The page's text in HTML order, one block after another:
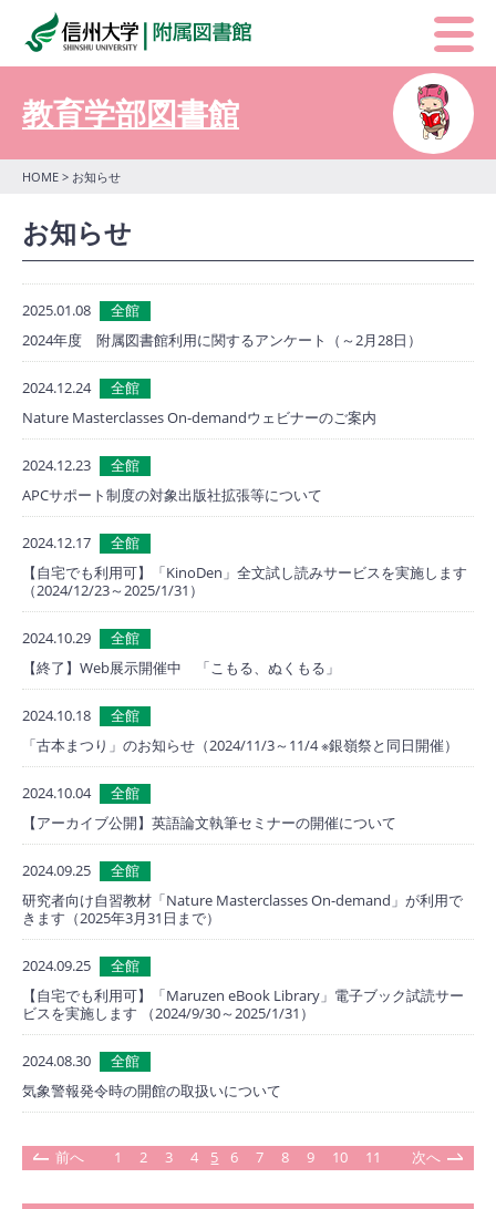
教育学部図書館
HOME > お知らせ
お知らせ
2025.01.08
全館
2024年度 附属図書館利用に関するアンケート（～2月28日）
2024.12.24
全館
Nature Masterclasses On-demandウェビナーのご案内
2024.12.23
全館
APCサポート制度の対象出版社拡張等について
2024.12.17
全館
【自宅でも利用可】「KinoDen」全文試し読みサービスを実施します
（2024/12/23～2025/1/31）
2024.10.29
全館
【終了】Web展示開催中 「こもる、ぬくもる」
2024.10.18
全館
「古本まつり」のお知らせ（2024/11/3～11/4 ※銀嶺祭と同日開催）
2024.10.04
全館
【アーカイブ公開】英語論文執筆セミナーの開催について
2024.09.25
全館
研究者向け自習教材「Nature Masterclasses On-demand」が利用で
きます（2025年3月31日まで）
2024.09.25
全館
【自宅でも利用可】「Maruzen eBook Library」電子ブック試読サー
ビスを実施します （2024/9/30～2025/1/31）
2024.08.30
全館
気象警報発令時の開館の取扱いについて
前へ 1 2 3 4 5 6 7 8 9 10 11 次へ